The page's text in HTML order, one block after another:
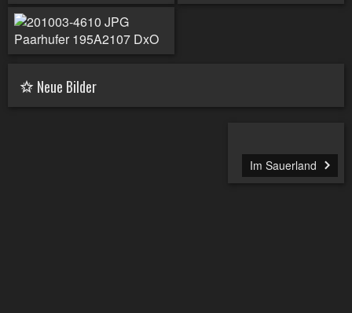
Neue Bilder
Im Sauerland